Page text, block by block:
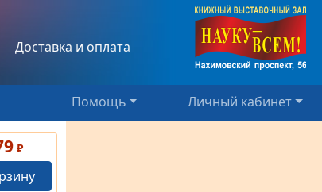
Доставка и оплата
Помощь Личный кабинет
₽